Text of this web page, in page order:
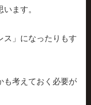
ます。
ス」になったりもす
も考えておく必要が